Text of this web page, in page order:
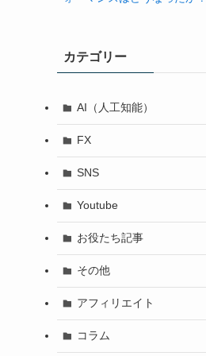
カテゴリー
AI（人工知能）
FX
SNS
Youtube
お役たち記事
その他
アフィリエイト
コラム